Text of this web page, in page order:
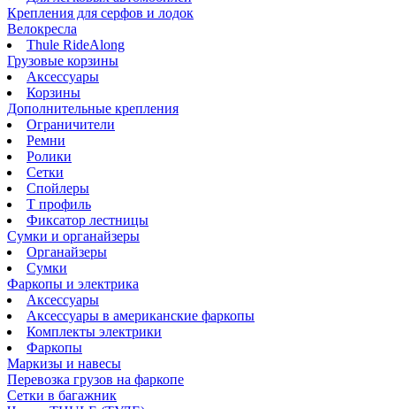
Крепления для серфов и лодок
Велокресла
Thule RideAlong
Грузовые корзины
Аксессуары
Корзины
Дополнительные крепления
Ограничители
Ремни
Ролики
Сетки
Спойлеры
Т профиль
Фиксатор лестницы
Сумки и органайзеры
Органайзеры
Сумки
Фаркопы и электрика
Аксессуары
Аксессуары в американские фаркопы
Комплекты электрики
Фаркопы
Маркизы и навесы
Перевозка грузов на фаркопе
Сетки в багажник